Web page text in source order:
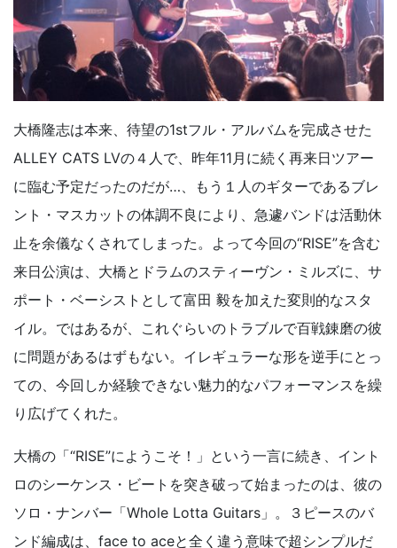
大橋隆志は本来、待望の1stフル・アルバムを完成させた
ALLEY CATS LVの４人で、昨年11月に続く再来日ツアー
に臨む予定だったのだが…、もう１人のギターであるブレ
ント・マスカットの体調不良により、急遽バンドは活動休
止を余儀なくされてしまった。よって今回の“RISE”を含む
来日公演は、大橋とドラムのスティーヴン・ミルズに、サ
ポート・ベーシストとして富田 毅を加えた変則的なスタ
イル。ではあるが、これぐらいのトラブルで百戦錬磨の彼
に問題があるはずもない。イレギュラーな形を逆手にとっ
ての、今回しか経験できない魅力的なパフォーマンスを繰
り広げてくれた。
大橋の「“RISE”にようこそ！」という一言に続き、イント
ロのシーケンス・ビートを突き破って始まったのは、彼の
ソロ・ナンバー「Whole Lotta Guitars」。３ピースのバ
ンド編成は、face to aceと全く違う意味で超シンプルだ